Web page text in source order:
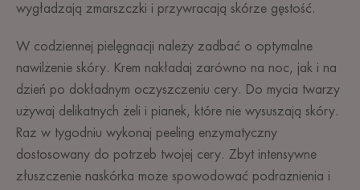
wygładzają zmarszczki i przywracają skórze gęstość.
W codziennej pielęgnacji należy zadbać o optymalne
nawilżenie skóry. Krem nakładaj zarówno na noc, jak i na
dzień po dokładnym oczyszczeniu cery. Do mycia twarzy
używaj delikatnych żeli i pianek, które nie wysuszają skóry.
Raz w tygodniu wykonaj peeling enzymatyczny
dostosowany do potrzeb twojej cery. Zbyt intensywne
złuszczenie naskórka może spowodować podrażnienia i